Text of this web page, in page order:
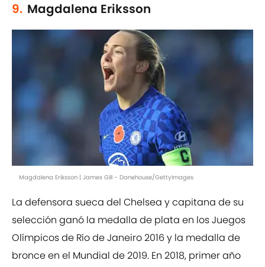
9. Magdalena Eriksson
Magdalena Eriksson | James Gill - Danehouse/GettyImages
La defensora sueca del Chelsea y capitana de su
selección ganó la medalla de plata en los Juegos
Olímpicos de Río de Janeiro 2016​ y la medalla de
bronce en el Mundial de 2019. En 2018, primer año